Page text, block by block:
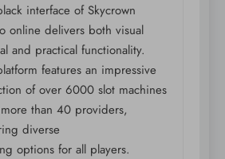
interface of Skycrown
online delivers both visual
and practical functionality.
features an impressive
of over 6000 slot machines
than 40 providers,
diverse
options for all players.